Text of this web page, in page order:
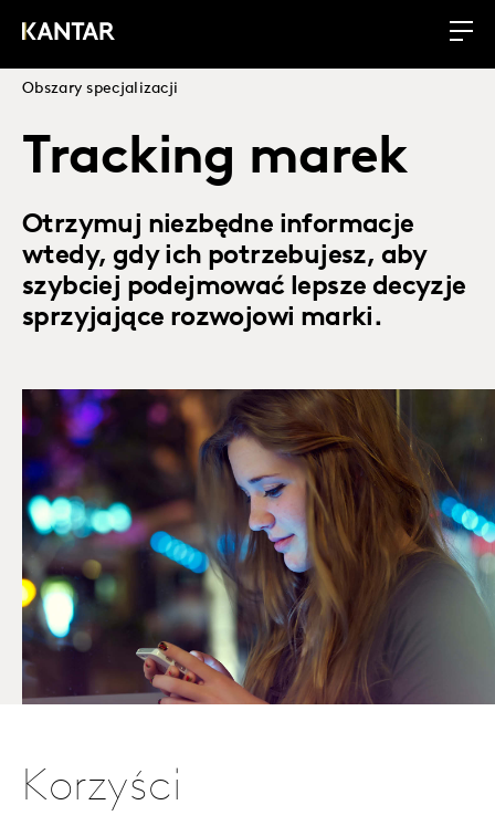
Obszary specjalizacji
Tracking marek
Otrzymuj niezbędne informacje
wtedy, gdy ich potrzebujesz, aby
szybciej podejmować lepsze decyzje
sprzyjające rozwojowi marki.
Korzyści